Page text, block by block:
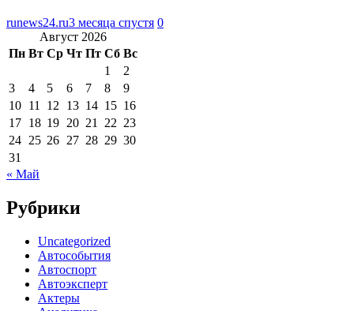
runews24.ru3 месяца спустя 0
Август 2026
Пн Вт Ср Чт Пт Сб Вс
1
2
3
4 5 6 7 8
9
10 11 12 13 14 15 16
17 18 19 20 21 22 23
24 25 26 27 28 29 30
31
« Май
Рубрики
Uncategorized
Автособытия
Автоспорт
Автоэксперт
Актеры